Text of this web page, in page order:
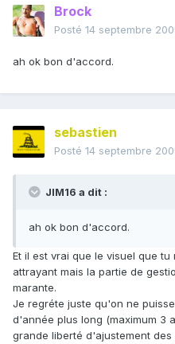
Brock
Posté 14 septembre
ah ok bon d'accord.
sebastien
Posté 14 septembre
JIM16 a dit :
ah ok bon d'accord.
Et il est vrai que le visuel que
attrayant mais la partie de
marante.
Je regréte juste qu'on ne
d'année plus long (maximum 3
grande liberté d'ajustement